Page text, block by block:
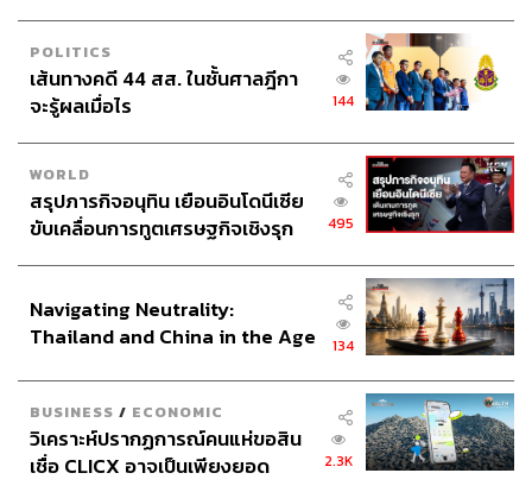
POLITICS
เส้นทางคดี 44 สส. ในชั้นศาลฎีกา
จะรู้ผลเมื่อไร
144
WORLD
สรุปภารกิจอนุทิน เยือนอินโดนีเซีย
ขับเคลื่อนการทูตเศรษฐกิจเชิงรุก
495
Navigating Neutrality:
Thailand and China in the Age
134
BUSINESS / ECONOMIC
วิเคราะห์ปรากฏการณ์คนแห่ขอสิน
เชื่อ CLICX อาจเป็นเพียงยอด
2.3K